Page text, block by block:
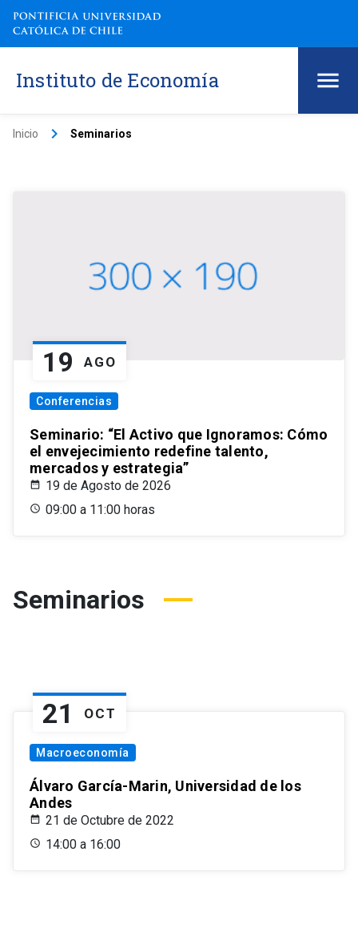
Instituto de Economía
Inicio keyboard_arrow_right Seminarios
19 AGO
Conferencias
Seminario: “El Activo que Ignoramos: Cómo
el envejecimiento redefine talento,
mercados y estrategia”
19 de Agosto de 2026
09:00 a 11:00 horas
Seminarios
21 OCT
Macroeconomía
Álvaro García-Marin, Universidad de los
Andes
21 de Octubre de 2022
14:00 a 16:00